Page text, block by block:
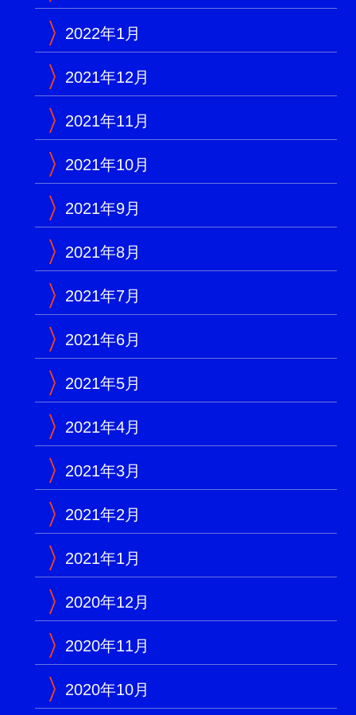
2022年1月
2021年12月
2021年11月
2021年10月
2021年9月
2021年8月
2021年7月
2021年6月
2021年5月
2021年4月
2021年3月
2021年2月
2021年1月
2020年12月
2020年11月
2020年10月